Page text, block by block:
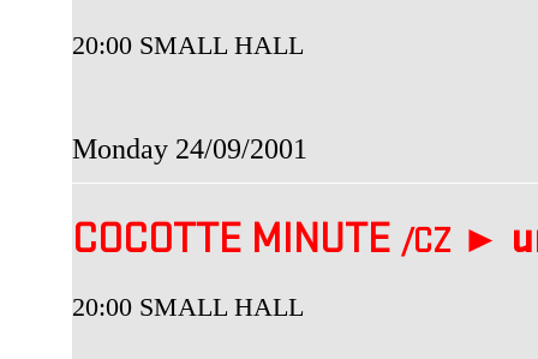
20:00 SMALL HALL
Monday 24/09/2001
COCOTTE MINUTE /CZ ►
20:00 SMALL HALL